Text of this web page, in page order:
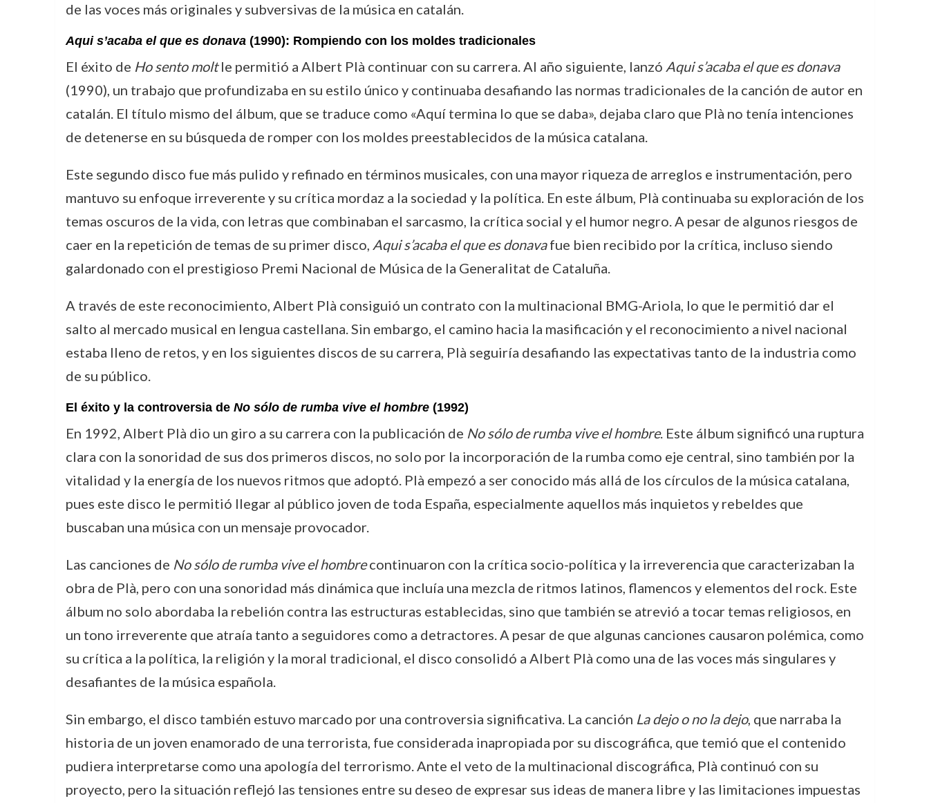
de las voces más originales y subversivas de la música en catalán.
Aqui s’acaba el que es donava(1990): Rompiendo con los moldes tradicionales
El éxito de Ho sento moltle permitió a Albert Plà continuar con su carrera. Al año siguiente, lanzó Aqui s’acaba el que es donava
(1990), un trabajo que profundizaba en su estilo único y continuaba desafiando las normas tradicionales de la canción de autor en
catalán. El título mismo del álbum, que se traduce como «Aquí termina lo que se daba», dejaba claro que Plà no tenía intenciones
de detenerse en su búsqueda de romper con los moldes preestablecidos de la música catalana.
Este segundo disco fue más pulido y refinado en términos musicales, con una mayor riqueza de arreglos e instrumentación, pero
mantuvo su enfoque irreverente y su crítica mordaz a la sociedad y la política. En este álbum, Plà continuaba su exploración de los
temas oscuros de la vida, con letras que combinaban el sarcasmo, la crítica social y el humor negro. A pesar de algunos riesgos de
caer en la repetición de temas de su primer disco, Aqui s’acaba el que es donavafue bien recibido por la crítica, incluso siendo
galardonado con el prestigioso Premi Nacional de Música de la Generalitat de Cataluña.
A través de este reconocimiento, Albert Plà consiguió un contrato con la multinacional BMG-Ariola, lo que le permitió dar el
salto al mercado musical en lengua castellana. Sin embargo, el camino hacia la masificación y el reconocimiento a nivel nacional
estaba lleno de retos, y en los siguientes discos de su carrera, Plà seguiría desafiando las expectativas tanto de la industria como
de su público.
El éxito y la controversia de No sólo de rumba vive el hombre(1992)
En 1992, Albert Plà dio un giro a su carrera con la publicación de No sólo de rumba vive el hombre. Este álbum significó una ruptura
clara con la sonoridad de sus dos primeros discos, no solo por la incorporación de la rumba como eje central, sino también por la
vitalidad y la energía de los nuevos ritmos que adoptó. Plà empezó a ser conocido más allá de los círculos de la música catalana,
pues este disco le permitió llegar al público joven de toda España, especialmente aquellos más inquietos y rebeldes que
buscaban una música con un mensaje provocador.
Las canciones de No sólo de rumba vive el hombrecontinuaron con la crítica socio-política y la irreverencia que caracterizaban la
obra de Plà, pero con una sonoridad más dinámica que incluía una mezcla de ritmos latinos, flamencos y elementos del rock. Este
álbum no solo abordaba la rebelión contra las estructuras establecidas, sino que también se atrevió a tocar temas religiosos, en
un tono irreverente que atraía tanto a seguidores como a detractores. A pesar de que algunas canciones causaron polémica, como
su crítica a la política, la religión y la moral tradicional, el disco consolidó a Albert Plà como una de las voces más singulares y
desafiantes de la música española.
Sin embargo, el disco también estuvo marcado por una controversia significativa. La canción La dejo o no la dejo, que narraba la
historia de un joven enamorado de una terrorista, fue considerada inapropiada por su discográfica, que temió que el contenido
pudiera interpretarse como una apología del terrorismo. Ante el veto de la multinacional discográfica, Plà continuó con su
proyecto, pero la situación reflejó las tensiones entre su deseo de expresar sus ideas de manera libre y las limitaciones impuestas